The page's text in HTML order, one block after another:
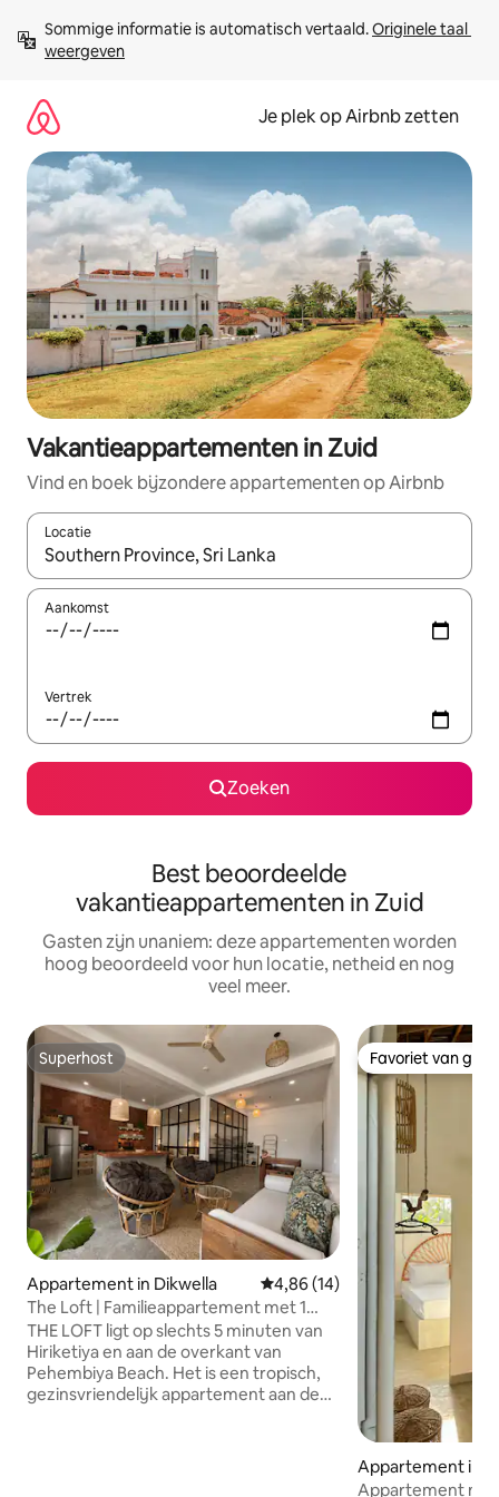
direct
naar
Sommige informatie is automatisch vertaald. Originele taal
weergeven
Je plek op Airbnb zetten
Vakantieappartementen in Zuid
Vind en boek bijzondere appartementen op Airbnb
Locatie
Wanneer er resultaten beschikbaar zijn, maak je een keuze
Aankomst
Vertrek
Zoeken
Best beoordeelde
vakantieappartementen in Zuid
Gasten zijn unaniem: deze appartementen worden
hoog beoordeeld voor hun locatie, netheid en nog
veel meer.
Superhost
Superhost
Appartement in Dikwella Gemiddelde beoordeling van
4,86 (14)
The Loft | Familieappartement met 1
slaapkamer | Op loopafstand van het
strand
THE LOFT ligt op slechts 5 minuten van
Hiriketiya en aan de overkant van
Pehembiya Beach. Het is een tropisch,
gezinsvriendelijk appartement aan de
Favoriet van
Favoriet van
Appartement in
Appartement